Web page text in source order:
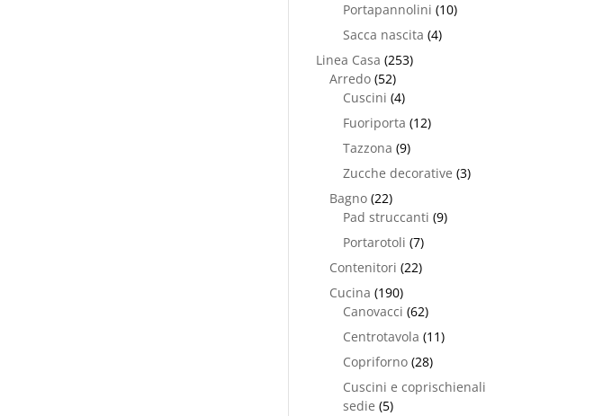
Portapannolini (10)
Sacca nascita (4)
Linea Casa (253)
Arredo (52)
Cuscini (4)
Fuoriporta (12)
Tazzona (9)
Zucche decorative (3)
Bagno (22)
Pad struccanti (9)
Portarotoli (7)
Contenitori (22)
Cucina (190)
Canovacci (62)
Centrotavola (11)
Copriforno (28)
Cuscini e coprischienali
sedie (5)